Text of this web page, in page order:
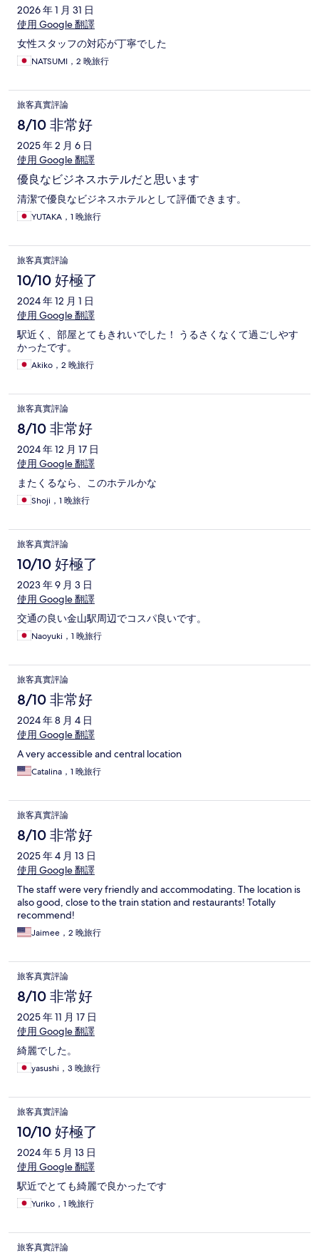
2026 年 1 月 31 日
使用 Google 翻譯
女性スタッフの対応が丁寧でした
NATSUMI，2 晚旅行
旅客真實評論
8/10 非常好
2025 年 2 月 6 日
使用 Google 翻譯
優良なビジネスホテルだと思います
清潔で優良なビジネスホテルとして評価できます。
YUTAKA，1 晚旅行
旅客真實評論
10/10 好極了
2024 年 12 月 1 日
使用 Google 翻譯
駅近く、部屋とてもきれいでした！ うるさくなくて過ごしやす
かったです。
Akiko，2 晚旅行
旅客真實評論
8/10 非常好
2024 年 12 月 17 日
使用 Google 翻譯
またくるなら、このホテルかな
Shoji，1 晚旅行
旅客真實評論
10/10 好極了
2023 年 9 月 3 日
使用 Google 翻譯
交通の良い金山駅周辺でコスパ良いです。
Naoyuki，1 晚旅行
旅客真實評論
8/10 非常好
2024 年 8 月 4 日
使用 Google 翻譯
A very accessible and central location
Catalina，1 晚旅行
旅客真實評論
8/10 非常好
2025 年 4 月 13 日
使用 Google 翻譯
The staff were very friendly and accommodating. The location is
also good, close to the train station and restaurants! Totally
recommend!
Jaimee，2 晚旅行
旅客真實評論
8/10 非常好
2025 年 11 月 17 日
使用 Google 翻譯
綺麗でした。
yasushi，3 晚旅行
旅客真實評論
10/10 好極了
2024 年 5 月 13 日
使用 Google 翻譯
駅近でとても綺麗で良かったです
Yuriko，1 晚旅行
旅客真實評論